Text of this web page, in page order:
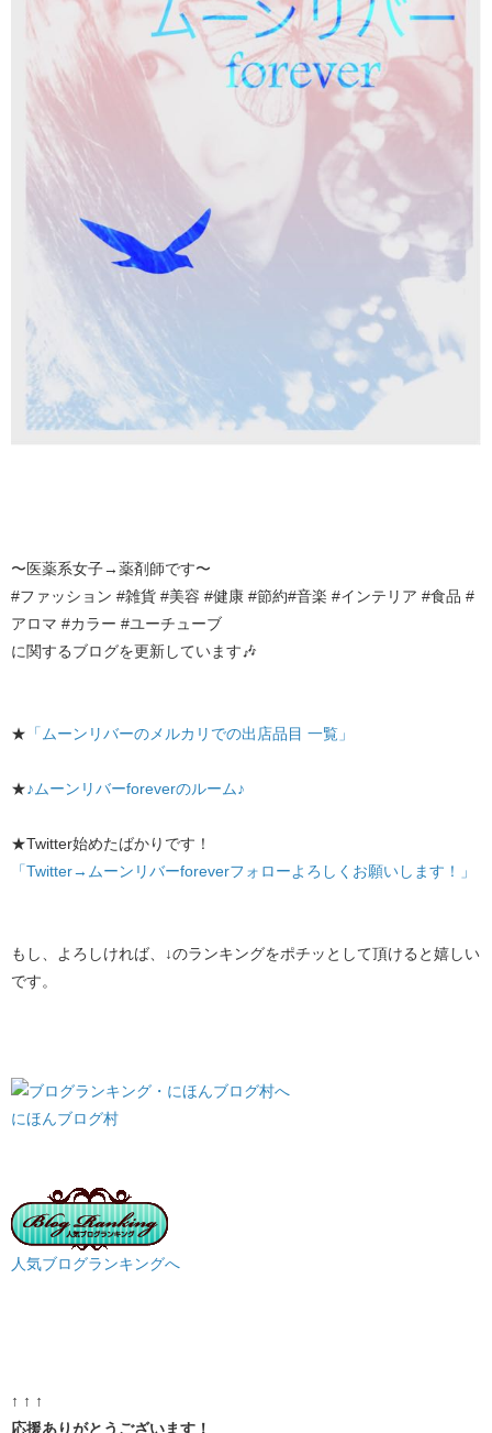
〜医薬系女子→薬剤師です〜
#ファッション #雑貨 #美容 #健康 #節約#音楽 #インテリア #食品 #
アロマ #カラー #ユーチューブ
に関するブログを更新しています🎶
★ 「ムーンリバーのメルカリでの出店品目 一覧」
★♪ムーンリバーforeverのルーム♪
★Twitter始めたばかりです！
「Twitter→ムーンリバーforeverフォローよろしくお願いします！」
もし、よろしければ、↓のランキングをポチッとして頂けると嬉しい
です。
にほんブログ村
人気ブログランキングへ
↑ ↑ ↑
応援ありがとうございます！